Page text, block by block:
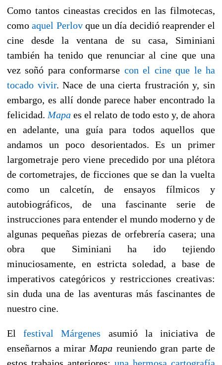
Como tantos cineastas crecidos en las filmotecas,
comoaquel Perlovque un día decidió reaprender el
cine desde la ventana de su casa, Siminiani
también ha tenido que renunciar al cine que una
vez soñó para conformarse con el cine que le ha
tocado vivir. Nace de una cierta frustración y, sin
embargo, es allí donde parece haber encontrado la
felicidad. Mapa es el relato de todo esto y, de ahora
en adelante, una guía para todos aquellos que
andamos un poco desorientados. Es un primer
largometraje pero viene precedido por una plétora
de cortometrajes, de ficciones que se dan la vuelta
como un calcetín, de ensayos fílmicos y
autobiográficos, de una fascinante serie de
instrucciones para entender el mundo moderno y de
algunas pequeñas piezas de orfebrería casera; una
obra que Siminiani ha ido tejiendo
minuciosamente, en estricta soledad, a base de
imperativos categóricos y restricciones creativas:
sin duda una de las aventuras más fascinantes de
nuestro cine.
Elfestival Márgenes asumió la iniciativa de
enseñarnos a mirar Mapa reuniendo gran parte de